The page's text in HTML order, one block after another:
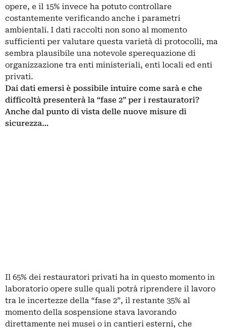
opere, e il 15% invece ha potuto controllare
costantemente verificando anche i parametri
ambientali. I dati raccolti non sono al momento
sufficienti per valutare questa varietà di protocolli, ma
sembra plausibile una notevole sperequazione di
organizzazione tra enti ministeriali, enti locali ed enti
privati.
Dai dati emersi è possibile intuire come sarà e che
difficoltà presenterà la “fase 2” per i restauratori?
Anche dal punto di vista delle nuove misure di
sicurezza…
Il 65% dei restauratori privati ha in questo momento in
laboratorio opere sulle quali potrà riprendere il lavoro
tra le incertezze della “fase 2”, il restante 35% al
momento della sospensione stava lavorando
direttamente nei musei o in cantieri esterni, che